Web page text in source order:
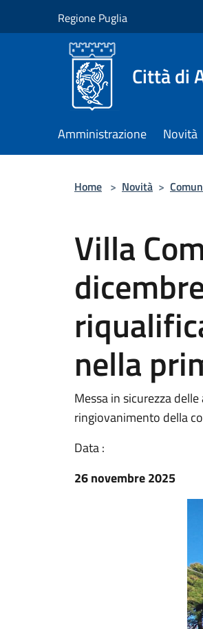
Regione Puglia
Città di
Amministrazione Novità
Home > Novità >
Villa
nella
Messa in sicurezza
ringiovanimento della
Data :
26 novembre 2025